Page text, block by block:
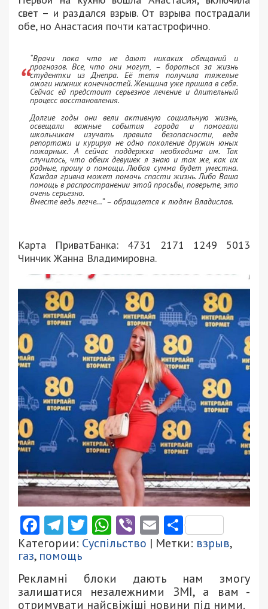
свет – и раздался взрыв. От взрыва пострадали
обе, но Анастасия почти катастрофично.
“Врачи пока что не дают никаких обещаний и
прогнозов. Все, что они могут, – бороться за жизнь
студентки из Днепра. Её тетя получила тяжелые
ожоги нижних конечностей. Женщина уже пришла в себя.
Сейчас ей предстоит серьезное лечение и длительный
процесс восстановления.
Долгие годы они вели активную социальную жизнь,
освещали важные события города и помогали
школьникам изучать правила безопасности, ведя
репортажи и курируя не одно поколение дружин юных
пожарных. А сейчас поддержка необходима им. Так
случилось, что обеих девушек я знаю и так же, как их
родные, прошу о помощи. Любая сумма будет уместна.
Каждая гривна может помочь спасти жизнь. Либо Ваша
помощь в распространении этой просьбы, поверьте, это
очень серьезно.
Вместе ведь легче…” – обращается к людям Владислав.
Карта ПриватБанка: 4731 2171 1249 5013
Чинчик Жанна Владимировна.
Facebook
Telegram
Twitter
WhatsApp
ViberEmail
Категории: Суспільство | Метки: взрыв,
газ, помощь
Рекламні блоки дають нам змогу
залишатися незалежними ЗМІ, а вам -
отримувати найсвіжіші новини під ними.